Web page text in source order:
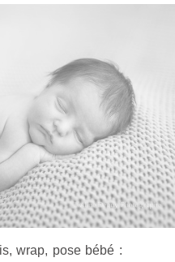
wrap, pose bébé :